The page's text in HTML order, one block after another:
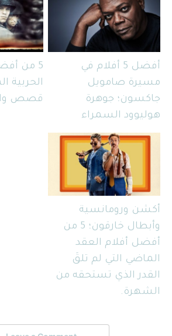
أفضل 5 أفلام في
مسيرة صامويل
جاكسون؛ جوهرة
هوليوود السمراء
5 من
الحربية
قصص
أكشن ورومانسية
وأبطال خارقون؛ 5 من
أفضل أفلام العقد
الماضي التي لم تلقَ
القدر الذي تستحقه من
الشهرة.